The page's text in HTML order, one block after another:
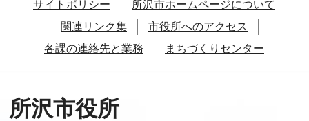
サイトポリシー
所沢市ホームページについて
関連リンク集
市役所へのアクセス
各課の連絡先と業務
まちづくりセンター
所沢市役所